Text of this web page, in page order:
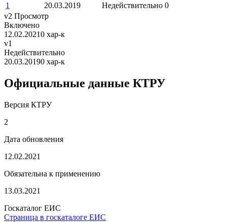
1
20.03.2019 Недействительно 0
v2 Просмотр
Включено
12.02.20210 хар-к
v1
Недействительно
20.03.20190 хар-к
Официальные данные КТРУ
Версия КТРУ
2
Дата обновления
12.02.2021
Обязательна к применению
13.03.2021
Госкаталог ЕИС
Страница в госкаталоге ЕИС